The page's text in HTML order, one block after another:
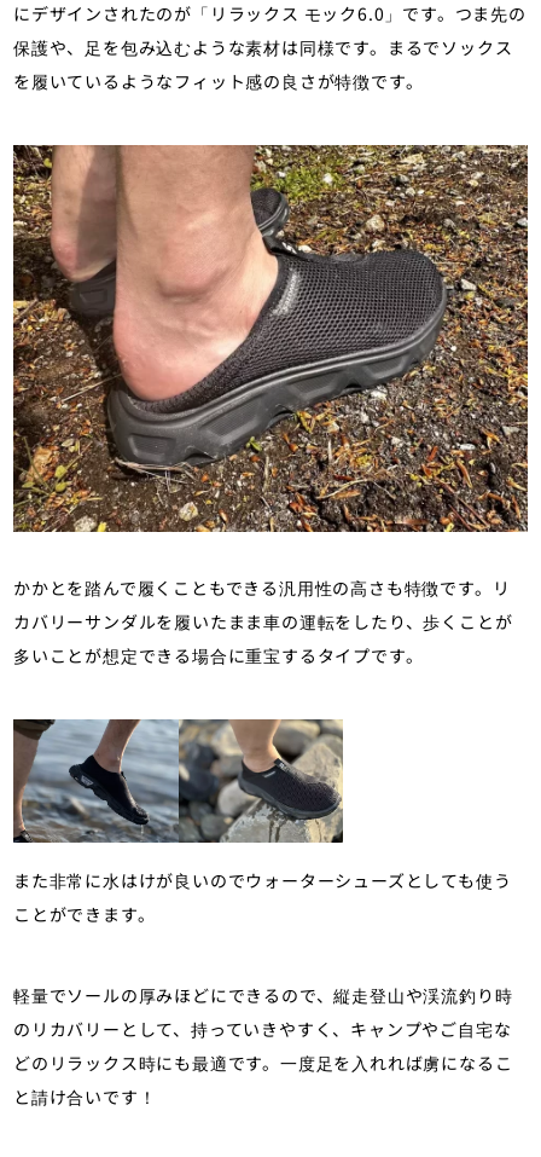
にデザインされたのが「リラックス モック6.0」です。つま先の
保護や、足を包み込むような素材は同様です。まるでソックス
を履いているようなフィット感の良さが特徴です。
かかとを踏んで履くこともできる汎用性の高さも特徴です。リ
カバリーサンダルを履いたまま車の運転をしたり、歩くことが
多いことが想定できる場合に重宝するタイプです。
また非常に水はけが良いのでウォーターシューズとしても使う
ことができます。
軽量でソールの厚みほどにできるので、縦走登山や渓流釣り時
のリカバリーとして、持っていきやすく、キャンプやご自宅な
どのリラックス時にも最適です。一度足を入れれば虜になるこ
と請け合いです！